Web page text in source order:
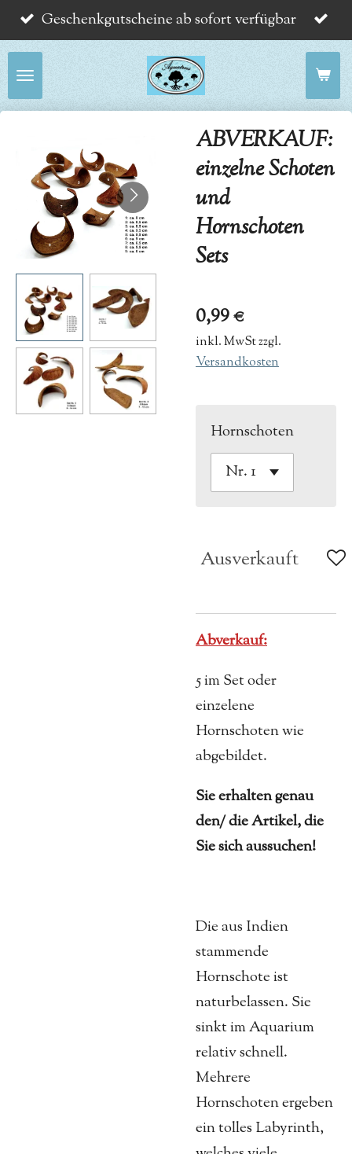
Zum
Hauptinhalt
springen
Geschenkgutscheine ab sofort verfügbar
ABVERKAUF:
einzelne Schoten
und
Hornschoten
Sets
0,99 €
inkl. MwSt zzgl.
Versandkosten
Hornschoten
Ausverkauft
Abverkauf:
5 im Set oder
einzelene
Hornschoten wie
abgebildet.
Sie erhalten genau
den/ die Artikel, die
Sie sich aussuchen!
Die aus Indien
stammende
Hornschote ist
naturbelassen. Sie
sinkt im Aquarium
relativ schnell.
Mehrere
Hornschoten ergeben
ein tolles Labyrinth,